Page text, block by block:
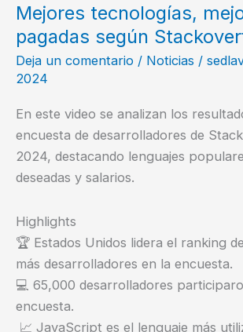
Mejores tecnologías,
pagadas según
Deja un comentario / Noticias /
2024
En este video se analizan los
encuesta de desarrolladores de
2024, destacando lenguajes
deseadas y salarios.
Highlights
🏆 Estados Unidos lidera el ranking
más desarrolladores en la encuesta.
💻 65,000 desarrolladores
encuesta.
📈 JavaScript es el lenguaje más